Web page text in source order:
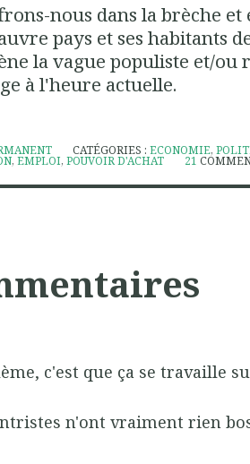
nous dans la brèche et
pays et ses habitants
la vague populiste et/
à l'heure actuelle.
CATÉGORIES : ECONOMIE,
,EMPLOI,POUVOIR D'ACHAT 21
c'est que ça se travaille
n'ont vraiment rien